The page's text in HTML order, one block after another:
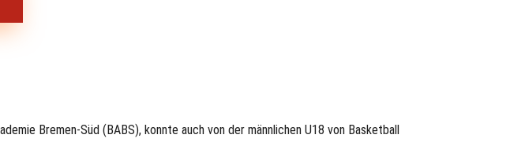
Bremen-Süd (BABS), konnte auch von der männlichen U18 von Basketball